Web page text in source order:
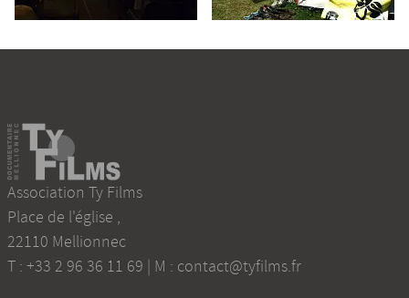
Association Ty Films
Place de l'église ,
22110 Mellionnec
T : +33 2 96 36 11 69 | M : contact@tyfilms.fr